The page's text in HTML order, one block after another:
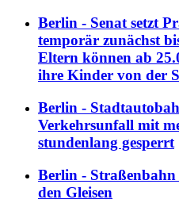
Berlin - Senat setzt
temporär zunächst
Eltern können ab
ihre Kinder von der
Berlin -
Verkehrsunfall mit
stundenlang gesperrt
Berlin -
den Gleisen